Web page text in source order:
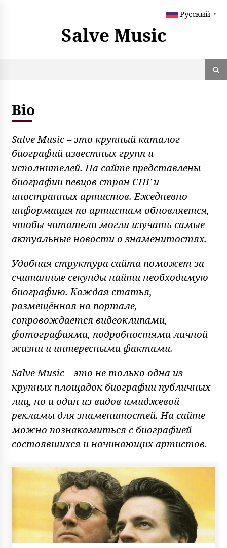
Salve Music
Bio
Salve Music – это крупный каталог
биографий известных групп и
исполнителей. На сайте представлены
биографии певцов стран СНГ и
иностранных артистов. Ежедневно
информация по артистам обновляется,
чтобы читатели могли изучать самые
актуальные новости о знаменитостях.
Удобная структура сайта поможет за
считанные секунды найти необходимую
биографию. Каждая статья,
размещённая на портале,
сопровождается видеоклипами,
фотографиями, подробностями личной
жизни и интересными фактами.
Salve Music – это не только одна из
крупных площадок биографии публичных
лиц, но и один из видов имиджевой
рекламы для знаменитостей. На сайте
можно познакомиться с биографией
состоявшихся и начинающих артистов.
Русский ▼